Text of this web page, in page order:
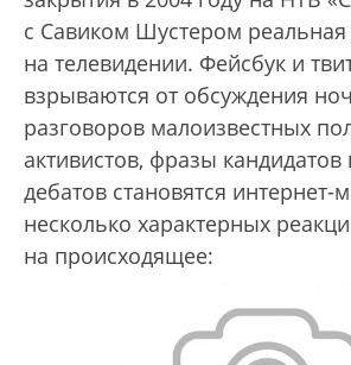
с Савиком Шустером реальная
на телевидении. Фейсбук и
взрываются от обсуждения
разговоров малоизвестных
активистов, фразы
дебатов становятся
несколько характерных
на происходящее: